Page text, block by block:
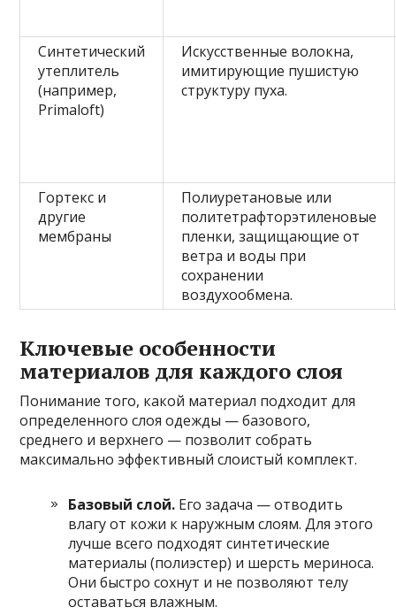
Синтетический
утеплитель
(например,
Primaloft)
Искусственные волокна,
имитирующие пушистую
структуру пуха.
Гортекс и
другие
мембраны
Полиуретановые или
политетрафторэтиленовые
пленки, защищающие от
ветра и воды при
сохранении
воздухообмена.
Ключевые особенности
материалов для каждого слоя
Понимание того, какой материал подходит для
определенного слоя одежды — базового,
среднего и верхнего — позволит собрать
максимально эффективный слоистый комплект.
Базовый слой. Его задача — отводить
влагу от кожи к наружным слоям. Для этого
лучше всего подходят синтетические
материалы (полиэстер) и шерсть мериноса.
Они быстро сохнут и не позволяют телу
оставаться влажным.